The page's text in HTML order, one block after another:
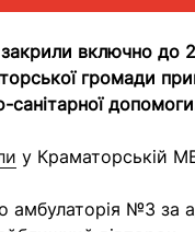
включно до
громади
санітарної
у Краматорській
амбулаторія №3 за